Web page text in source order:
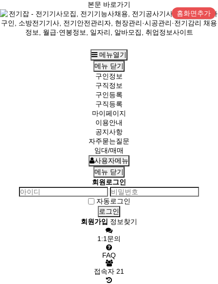
본문 바로가기
홈화면추가
메뉴열기
메뉴 닫기
구인정보
구직정보
구인등록
구직등록
마이페이지
이용안내
공지사항
자주묻는질문
임대/매매
사용자메뉴
메뉴 닫기
회원로그인
자동로그인
회원가입 정보찾기
1:1문의
FAQ
접속자 21